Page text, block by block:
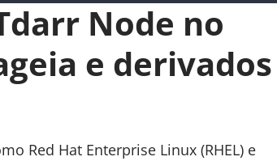
Node no
e derivados
Red Hat Enterprise Linux (RHEL) e